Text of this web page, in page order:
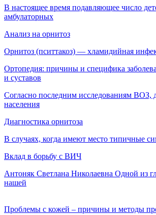
В настоящее время подавляющее число
амбулаторных
Анализ на орнитоз
Орнитоз (пситтакоз) — хламидийная
Ортопедия: причины и специфика
и суставов
Согласно последним исследованиям ВОЗ,
населения
Диагностика орнитоза
В случаях, когда имеют место типичные
Вклад в борьбу с ВИЧ
Антоняк Светлана Николаевна Одной из
нашей
Проблемы с кожей – причины и методы